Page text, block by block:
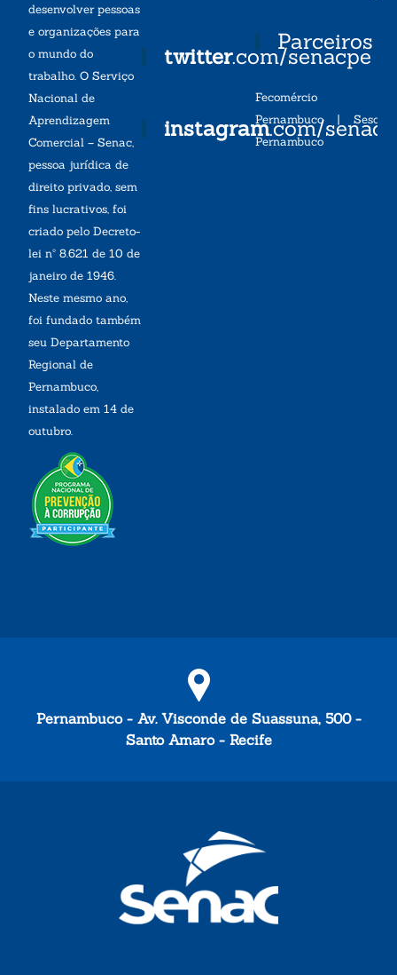
desenvolver pessoas
e organizações para
o mundo do
trabalho. O Serviço
Nacional de
Aprendizagem
Comercial – Senac,
pessoa jurídica de
direito privado, sem
fins lucrativos, foi
criado pelo Decreto-
lei nº 8.621 de 10 de
janeiro de 1946.
Neste mesmo ano,
foi fundado também
seu Departamento
Regional de
Pernambuco,
instalado em 14 de
outubro.
twitter.com/senacpe
instagram.com/
Parceiros
Fecomércio
Pernambuco| Sesc
Pernambuco
Pernambuco - Av. Visconde de Suassuna, 500 -
Santo Amaro - Recife